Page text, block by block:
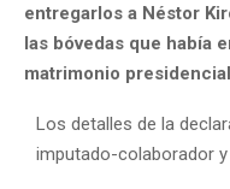
entregarlos a Néstor
las bóvedas que había
matrimonio
Los detalles de la
imputado-colaborador